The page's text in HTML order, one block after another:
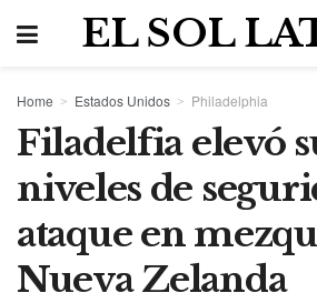
EL SOL
Home Estados Unidos Philadelphia
Filadelfia elevó
niveles de
ataque en
Nueva Zelanda